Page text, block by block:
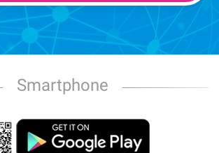
Smartphone